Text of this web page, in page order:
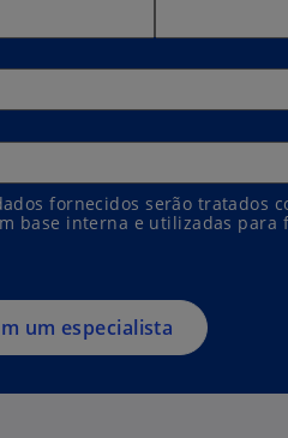
fornecidos serão tratados
base interna e utilizadas
um especialista